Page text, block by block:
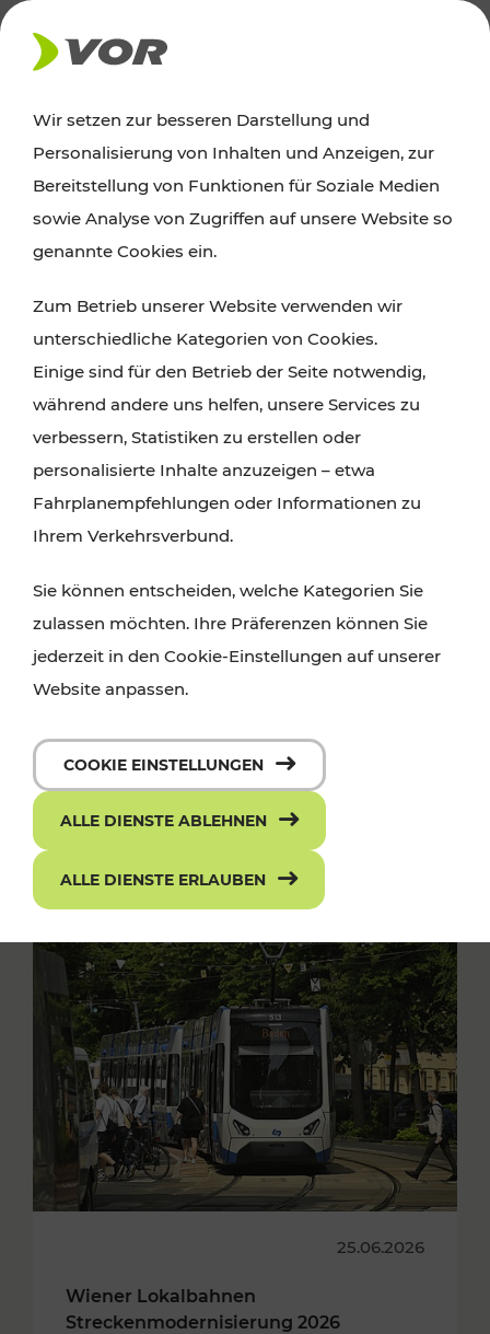
AKTUELLES
News
Alle wichtigen Meldungen zu Fahrplanänderungen,
finden Sie hier im Überblick.
25.06.2026
Wiener Lokalbahnen
Streckenmodernisierung 2026
Wir setzen zur besseren Darstellung und
Personalisierung von Inhalten und Anzeigen, zur
Bereitstellung von Funktionen für Soziale Medien
sowie Analyse von Zugriffen auf unsere Website so
genannte Cookies ein.
Zum Betrieb unserer Website verwenden wir
unterschiedliche Kategorien von Cookies.
Einige sind für den Betrieb der Seite notwendig,
während andere uns helfen, unsere Services zu
verbessern, Statistiken zu erstellen oder
personalisierte Inhalte anzuzeigen – etwa
Fahrplanempfehlungen oder Informationen zu
Ihrem Verkehrsverbund.
Sie können entscheiden, welche Kategorien Sie
zulassen möchten. Ihre Präferenzen können Sie
jederzeit in den Cookie-Einstellungen auf unserer
Website anpassen.
COOKIE EINSTELLUNGEN
ALLE DIENSTE ABLEHNEN
ALLE DIENSTE ERLAUBEN